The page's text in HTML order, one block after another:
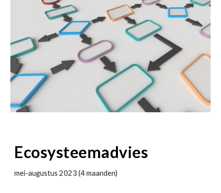
Ecosysteemadvies
mei-augustus 2023 (4 maanden)